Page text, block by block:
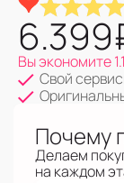
6.399
Вы экономите
Свой
Почему
Делаем
на каждом